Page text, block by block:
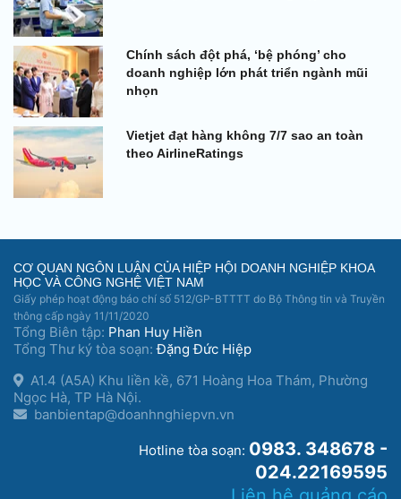
Chính sách đột phá, ‘bệ phóng’ cho
doanh nghiệp lớn phát triển ngành mũi
nhọn
Vietjet đạt hàng không 7/7 sao an toàn
theo AirlineRatings
CƠ QUAN NGÔN LUẬN CỦA HIỆP HỘI DOANH NGHIỆP KHOA
HỌC VÀ CÔNG NGHỆ VIỆT NAM
Giấy phép hoạt động báo chí số 512/GP-BTTTT do Bộ Thông tin và Truyền
thông cấp ngày 11/11/2020
Tổng Biên tập: Phan Huy Hiền
Tổng Thư ký tòa soạn:Đặng Đức Hiệp
A1.4 (A5A) Khu liền kề, 671 Hoàng Hoa Thám, Phường
Ngọc Hà, TP Hà Nội.
banbientap@doanhnghiepvn.vn
Hotline tòa soạn: 0983. 348678 -
024.22169595